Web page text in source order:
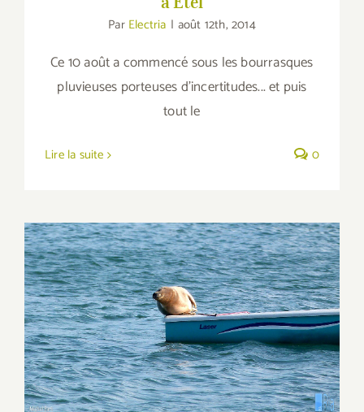
Par Electria | août 12th, 2014
Ce 10 août a commencé sous les bourrasques
pluvieuses porteuses d'incertitudes... et puis
tout le
Lire la suite 0
Le phoque Olaz, c’est fondant au soleil